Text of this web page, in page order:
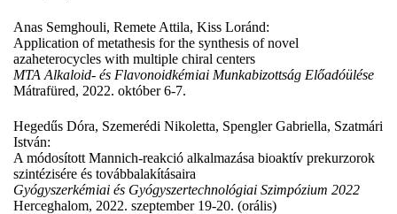
Anas Semghouli, Remete Attila, Kiss Loránd:
Application of metathesis for the synthesis of novel
azaheterocycles with multiple chiral centers
MTA Alkaloid- és Flavonoidkémiai Munkabizottság Előadóülése
Mátrafüred, 2022. október 6-7.
Hegedűs Dóra, Szemerédi Nikoletta, Spengler Gabriella, Szatmári
István:
A módosított Mannich-reakció alkalmazása bioaktív prekurzorok
szintézisére és továbbalakításaira
Gyógyszerkémiai és Gyógyszertechnológiai Szimpózium 2022
Herceghalom, 2022. szeptember 19-20. (orális)